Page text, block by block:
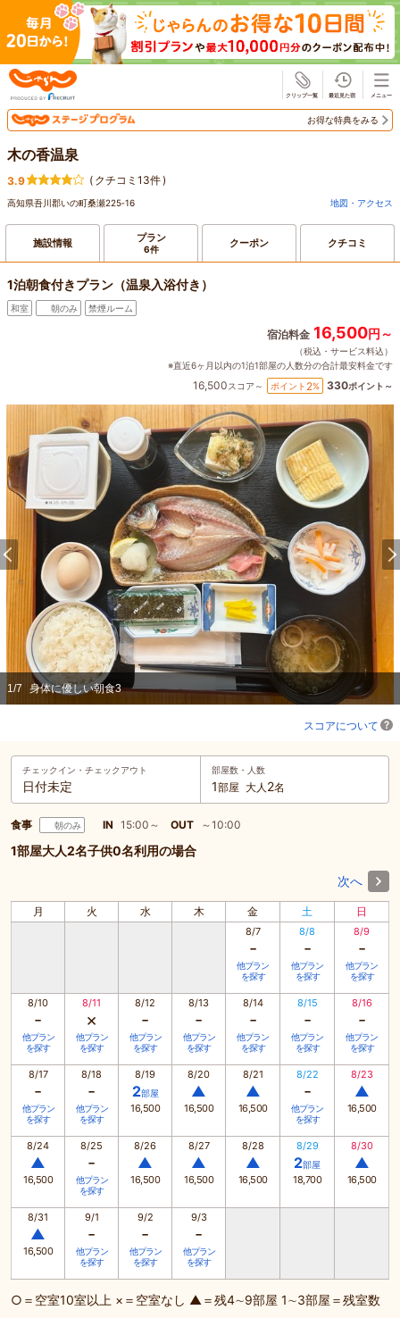
お得な特典をみる
木の香温泉
3.9 ( クチコミ13件)
高知県吾川郡いの町桑瀬225‐16 地図・アクセス
施設情報 プラン
6件 クーポン クチコミ
1泊朝食付きプラン（温泉入浴付き）
和室 朝のみ 禁煙ルーム
宿泊料金 16,500円～
（税込・サービス料込）
※直近6ヶ月以内の1泊1部屋の人数分の合計最安料金です
16,500スコア～ ポイント 2% 330ポイント～
1/7 身体に優しい朝食3
スコアについて
チェックイン・ チェックアウト
日付未定
部屋数・人数
1部屋 大人 2名
食事 朝のみ IN 15:00～ OUT ～10:00
1部屋大人2名子供0名利用の場合
次へ
月 火 水 木 金 土 日
8/7
-
他プラン
を探す
8/8
-
他プラン
を探す
8/9
-
他プラン
を探す
8/10
-
他プラン
を探す
8/11
×
他プラン
を探す
8/12
-
他プラン
を探す
8/13
-
他プラン
を探す
8/14
-
他プラン
を探す
8/15
-
他プラン
を探す
8/16
-
他プラン
を探す
8/17
-
他プラン
を探す
8/18
-
他プラン
を探す
8/19
2部屋
16,500
8/20
▲
16,500
8/21
▲
16,500
8/22
-
他プラン
を探す
8/23
▲
16,500
8/24
▲
16,500
8/25
-
他プラン
を探す
8/26
▲
16,500
8/27
▲
16,500
8/28
▲
16,500
8/29
2部屋
18,700
8/30
▲
16,500
8/31
▲
16,500
9/1
-
他プラン
を探す
9/2
-
他プラン
を探す
9/3
-
他プラン
を探す
○＝空室10室以上 ×＝空室なし ▲＝残4∼9部屋 1∼3部屋＝残室数